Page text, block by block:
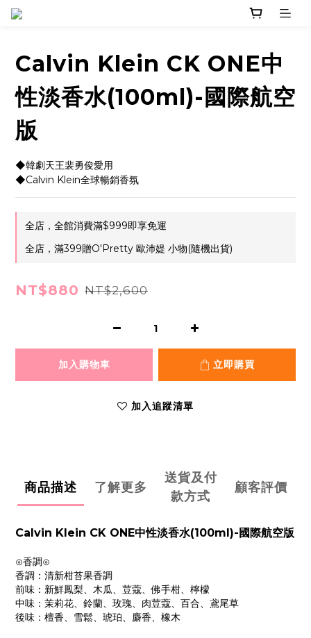
Calvin Klein CK ONE中
性淡香水(100ml)-國際航空
版
◆韓劇天王裴勇俊愛用
◆Calvin Klein全球暢銷香氛
全店，全館消費滿$999即享免運
全店，滿399贈O'Pretty 歐沛媞 小物(隨機出貨)
NT$880 NT$2,600
加入購物車 立即購買
加入追蹤清單
商品描述 了解更多
送貨及付
款方式
顧客評價
Calvin Klein CK ONE中性淡香水(100ml)-國際航空版
⊙香調⊙
香調：清新柑苔果香調
前味：新鮮鳳梨、木瓜、荳蔻、佛手柑、檸檬
中味：茉莉花、鈴蘭、玫瑰、肉荳蔻、百合、鳶尾草
後味：檀香、雪鬆、琥珀、麝香、橡木